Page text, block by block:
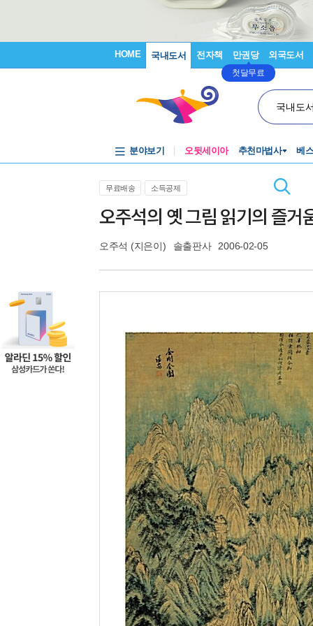
HOME 국내도서 전자책 만권당
첫달무료
외국도서
국내도
분야보기 오뒷세이아 추천마법사 베
무료배송 소득공제
오주석의 옛 그림 읽기의 즐거
오주석 (지은이) 솔출판사 2006-02-05